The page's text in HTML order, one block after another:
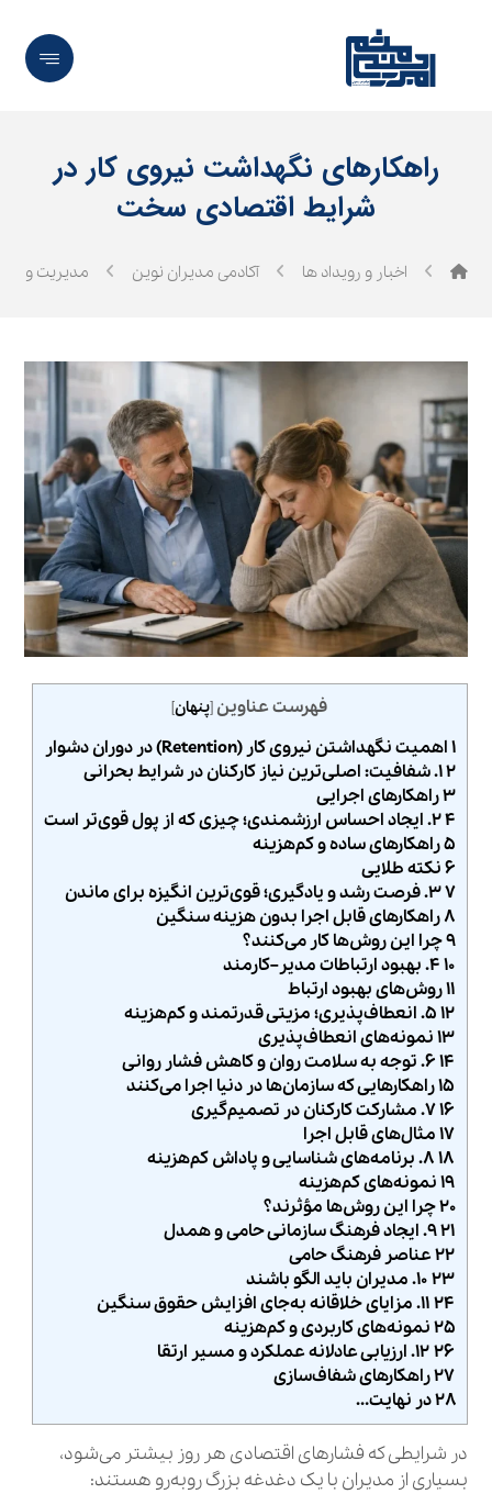
راهکارهای نگهداشت نیروی کار در
شرایط اقتصادی سخت
اخبار و رویداد ها آکادمی مدیران نوین مدیریت و
فهرست عناوین [پنهان]
۱ اهمیت نگهداشتن نیروی کار (Retention) در دوران دشوار
۲ ۱. شفافیت: اصلی‌ترین نیاز کارکنان در شرایط بحرانی
۳ راهکارهای اجرایی
۴ ۲. ایجاد احساس ارزشمندی؛ چیزی که از پول قوی‌تر است
۵ راهکارهای ساده و کم‌هزینه
۶ نکته طلایی
۷ ۳. فرصت رشد و یادگیری؛ قوی‌ترین انگیزه برای ماندن
۸ راهکارهای قابل اجرا بدون هزینه سنگین
۹ چرا این روش‌ها کار می‌کنند؟
۱۰ ۴. بهبود ارتباطات مدیر–کارمند
۱۱ روش‌های بهبود ارتباط
۱۲ ۵. انعطاف‌پذیری؛ مزیتی قدرتمند و کم‌هزینه
۱۳ نمونه‌های انعطاف‌پذیری
۱۴ ۶. توجه به سلامت روان و کاهش فشار روانی
۱۵ راهکارهایی که سازمان‌ها در دنیا اجرا می‌کنند
۱۶ ۷. مشارکت کارکنان در تصمیم‌گیری
۱۷ مثال‌های قابل اجرا
۱۸ ۸. برنامه‌های شناسایی و پاداش کم‌هزینه
۱۹ نمونه‌های کم‌هزینه
۲۰ چرا این روش‌ها مؤثرند؟
۲۱ ۹. ایجاد فرهنگ سازمانی حامی و همدل
۲۲ عناصر فرهنگ حامی
۲۳ ۱۰. مدیران باید الگو باشند
۲۴ ۱۱. مزایای خلاقانه به‌جای افزایش حقوق سنگین
۲۵ نمونه‌های کاربردی و کم‌هزینه
۲۶ ۱۲. ارزیابی عادلانه عملکرد و مسیر ارتقا
۲۷ راهکارهای شفاف‌سازی
۲۸ در نهایت…
در شرایطی که فشارهای اقتصادی هر روز بیشتر می‌شود،
بسیاری از مدیران با یک دغدغه بزرگ روبه‌رو هستند: